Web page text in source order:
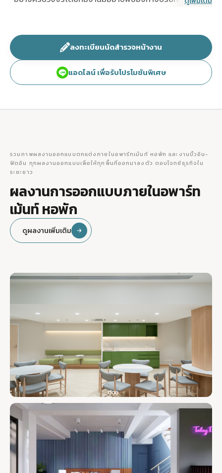
ควบคุมงบประมาณได้ ไม่บานปลาย
ลงทะเบียนนัดสำรวจหน้างาน
แอดไลน์ เพื่อรับโปรโมชันพิเศษ
รวมภาพผลงานออกแบบตกแต่งภายในอพาร์ทเม้นท์ หอพัก และงานบิ้วอิน-
ฟิตอิน ทุกผลงานออกแบบเพื่อให้ทุกพื้นที่ออกมาลงตัว ตอบโจทย์ธุรกิจใน
ระยะยาว
ผลงานการออกแบบภายในอพาร์ท
เม้นท์ หอพัก
ดูผลงานเพิ่มเติม